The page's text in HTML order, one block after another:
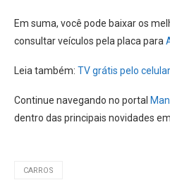
Em suma, você pode baixar os
consultar veículos pela placa para
Leia também: TV grátis pelo
Continue navegando no portal
dentro das principais novidades
CARROS